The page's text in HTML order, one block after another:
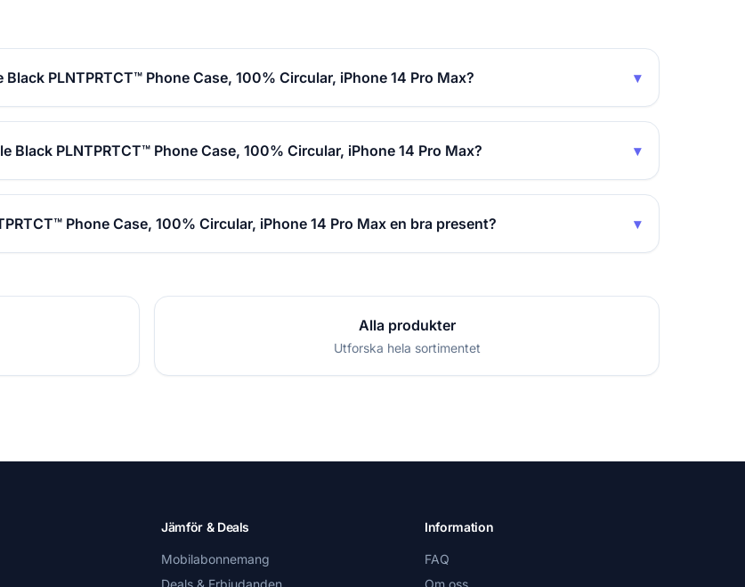
PLNTPRTCT™ Phone Case, 100% Circular, iPhone 14 Pro Max? ▾
Black PLNTPRTCT™ Phone Case, 100% Circular, iPhone 14 Pro Max? ▾
Phone Case, 100% Circular, iPhone 14 Pro Max en bra present? ▾
Alla produkter
Utforska hela sortimentet
Jämför & Deals
Mobilabonnemang
Deals & Erbjudanden
Information
FAQ
Om oss